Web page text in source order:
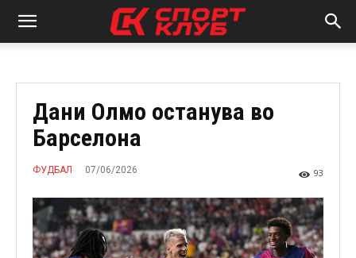
Дани Олмо останува во
Барселона
ФУДБАЛ 07/06/2026 93